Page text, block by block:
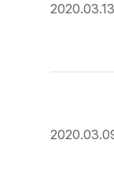
2020.03.13